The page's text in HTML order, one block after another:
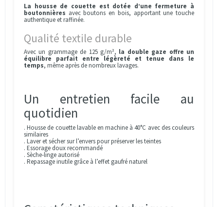
La housse de couette est dotée d’une fermeture à
boutonnières avec boutons en bois, apportant une touche
authentique et raffinée.
Qualité textile durable
Avec un grammage de 125 g/m², la double gaze offre un
équilibre parfait entre légèreté et tenue dans le
temps, même après de nombreux lavages.
Un entretien facile au
quotidien
. Housse de couette lavable en machine à 40°C avec des couleurs
similaires
. Laver et sécher sur l’envers pour préserver les teintes
. Essorage doux recommandé
. Sèche-linge autorisé
. Repassage inutile grâce à l’effet gaufré naturel